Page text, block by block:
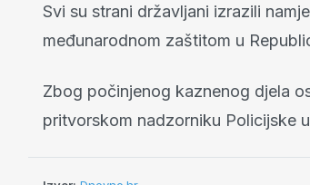
Svi su strani državljani izrazili
međunarodnom zaštitom u
Zbog počinjenog kaznenog djela
pritvorskom nadzorniku Policijske